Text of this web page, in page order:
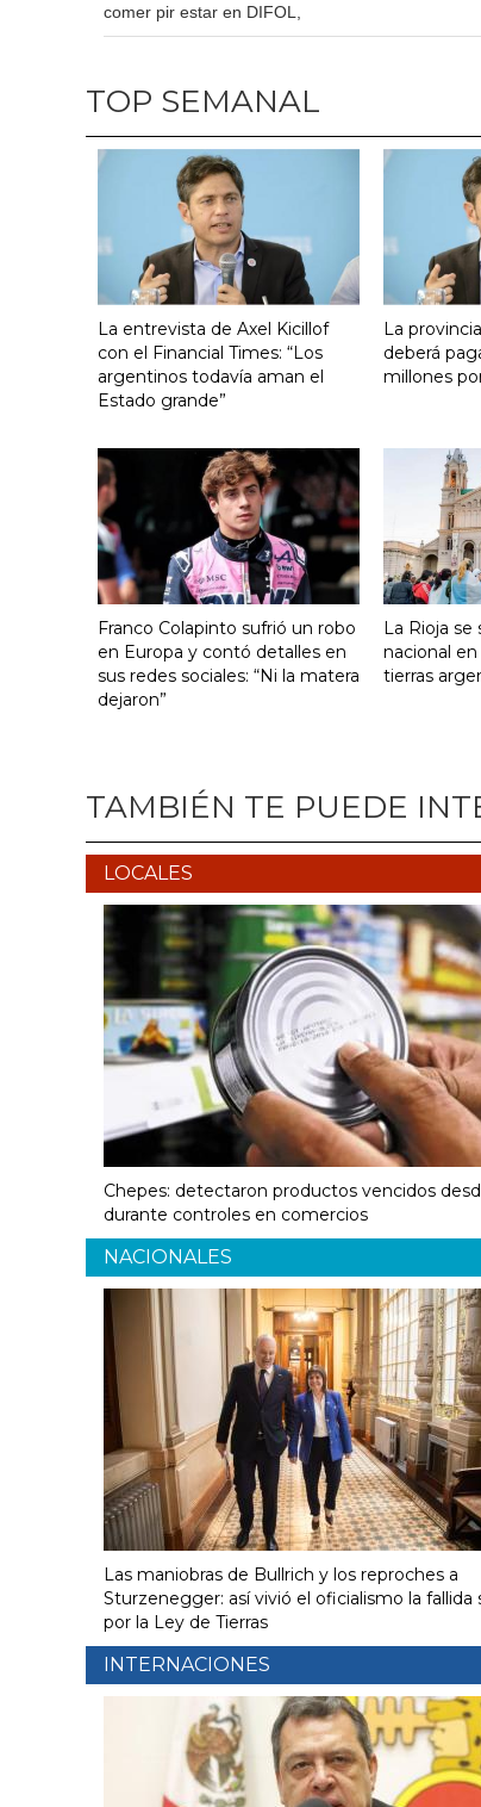
comer pir estar en DIFOL,
TOP SEMANAL
La entrevista de Axel Kicillof
con el Financial Times: “Los
argentinos todavía aman el
Estado grande”
La
deberá
millones
Franco Colapinto sufrió un robo
en Europa y contó detalles en
sus redes sociales: “Ni la matera
dejaron”
La Rioja
nacional
tierras
TAMBIÉN TE PUEDE
LOCALES
Chepes: detectaron productos vencidos
durante controles en comercios
NACIONALES
Las maniobras de Bullrich y los reproches a
Sturzenegger: así vivió el oficialismo la fallida
por la Ley de Tierras
INTERNACIONES